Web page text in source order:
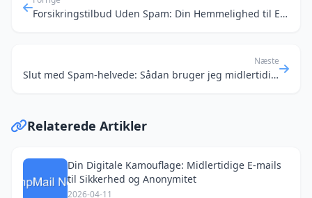
Forsikringstilbud Uden Spam: Din Hemmelighed til Engangs-Email
Næste
Slut med Spam-helvede: Sådan bruger jeg midlertidige e-mails til at holde min indbakke ren
Relaterede Artikler
Din Digitale Kamouflage: Midlertidige E-mails
til Sikkerhed og Anonymitet
2026-04-11